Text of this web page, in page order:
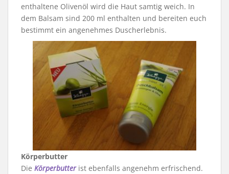
enthaltene Olivenöl wird die Haut samtig weich. In
dem Balsam sind 200 ml enthalten und bereiten euch
bestimmt ein angenehmes Duscherlebnis.
Körperbutter
Die Körperbutterist ebenfalls angenehm erfrischend.